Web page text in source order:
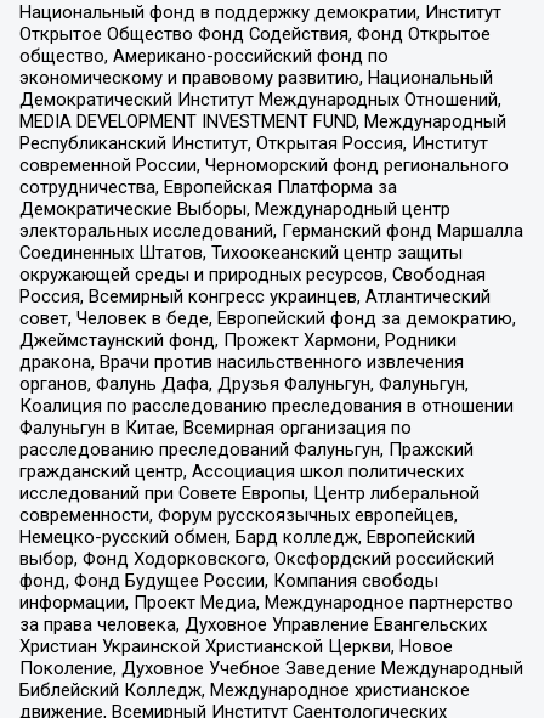
Национальный фонд в поддержку демократии, Институт
Открытое Общество Фонд Содействия, Фонд Открытое
общество, Американо-российский фонд по
экономическому и правовому развитию, Национальный
Демократический Институт Международных Отношений,
MEDIA DEVELOPMENT INVESTMENT FUND, Международный
Республиканский Институт, Открытая Россия, Институт
современной России, Черноморский фонд регионального
сотрудничества, Европейская Платформа за
Демократические Выборы, Международный центр
электоральных исследований, Германский фонд Маршалла
Соединенных Штатов, Тихоокеанский центр защиты
окружающей среды и природных ресурсов, Свободная
Россия, Всемирный конгресс украинцев, Атлантический
совет, Человек в беде, Европейский фонд за демократию,
Джеймстаунский фонд, Прожект Хармони, Родники
дракона, Врачи против насильственного извлечения
органов, Фалунь Дафа, Друзья Фалуньгун, Фалуньгун,
Коалиция по расследованию преследования в отношении
Фалуньгун в Китае, Всемирная организация по
расследованию преследований Фалуньгун, Пражский
гражданский центр, Ассоциация школ политических
исследований при Совете Европы, Центр либеральной
современности, Форум русскоязычных европейцев,
Немецко-русский обмен, Бард колледж, Европейский
выбор, Фонд Ходорковского, Оксфордский российский
фонд, Фонд Будущее России, Компания свободы
информации, Проект Медиа, Международное партнерство
за права человека, Духовное Управление Евангельских
Христиан Украинской Христианской Церкви, Новое
Поколение, Духовное Учебное Заведение Международный
Библейский Колледж, Международное христианское
движение, Всемирный Институт Саентологических